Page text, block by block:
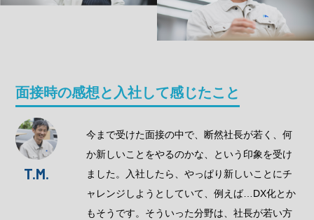
面接時の感想と入社して感じたこと
T.M.
今まで受けた面接の中で、断然社長が若く、何
か新しいことをやるのかな、という印象を受け
ました。入社したら、やっぱり新しいことにチ
ャレンジしようとしていて、例えば…DX化とか
もそうです。そういった分野は、社長が若い方